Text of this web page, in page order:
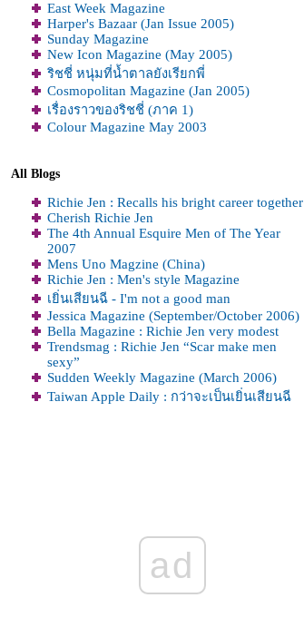
East Week Magazine
Harper's Bazaar (Jan Issue 2005)
Sunday Magazine
New Icon Magazine (May 2005)
ริชชี่ หนุ่มที่น้ำตาลยังเรียกพี่
Cosmopolitan Magazine (Jan 2005)
เรื่องราวของริชชี่ (ภาค 1)
Colour Magazine May 2003
All Blogs
Richie Jen : Recalls his bright career together
Cherish Richie Jen
The 4th Annual Esquire Men of The Year
2007
Mens Uno Magzine (China)
Richie Jen : Men's style Magazine
เยิ่นเสียนฉี - I'm not a good man
Jessica Magazine (September/October 2006)
Bella Magazine : Richie Jen very modest
Trendsmag : Richie Jen “Scar make men
sexy”
Sudden Weekly Magazine (March 2006)
Taiwan Apple Daily : กว่าจะเป็นเยิ่นเสียนฉี
Living Lisa Magzine January Issue (2005)
Elle Magazine (Aug 2005)
Bazaar Magazine (April 05)
ad